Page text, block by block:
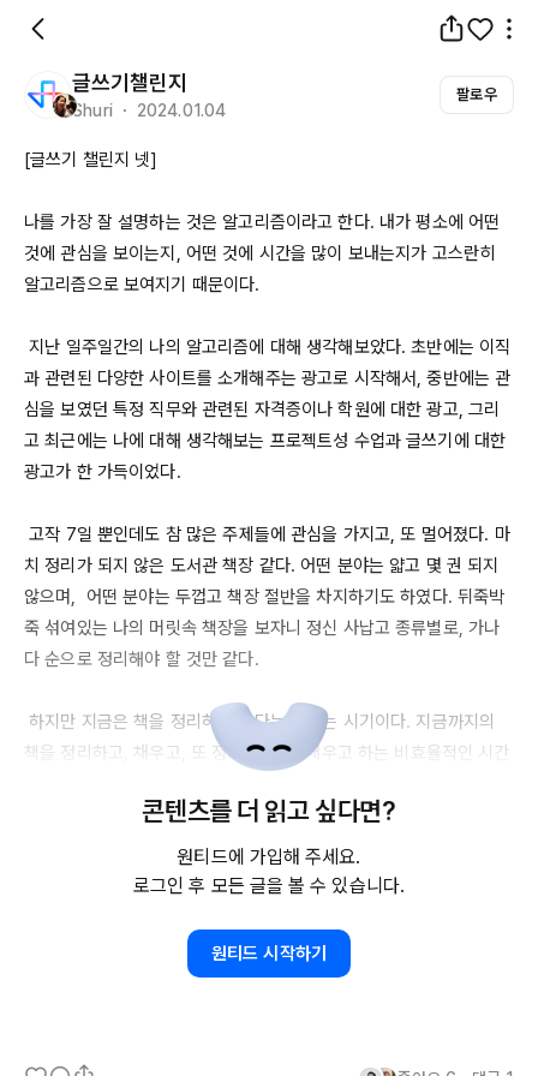
글쓰기챌린지
Shuri ・ 2024.01.04
팔로우
[글쓰기 챌린지 넷]
나를 가장 잘 설명하는 것은 알고리즘이라고 한다. 내가 평소에 어떤
것에 관심을 보이는지, 어떤 것에 시간을 많이 보내는지가 고스란히
알고리즘으로 보여지기 때문이다.
지난 일주일간의 나의 알고리즘에 대해 생각해보았다. 초반에는 이직
과 관련된 다양한 사이트를 소개해주는 광고로 시작해서, 중반에는 관
심을 보였던 특정 직무와 관련된 자격증이나 학원에 대한 광고, 그리
고 최근에는 나에 대해 생각해보는 프로젝트성 수업과 글쓰기에 대한
광고가 한 가득이었다.
고작 7일 뿐인데도 참 많은 주제들에 관심을 가지고, 또 멀어졌다. 마
치 정리가 되지 않은 도서관 책장 같다. 어떤 분야는 얇고 몇 권 되지
않으며,  어떤 분야는 두껍고 책장 절반을 차지하기도 하였다. 뒤죽박
죽 섞여있는 나의 머릿속 책장을 보자니 정신 사납고 종류별로, 가나
다 순으로 정리해야 할 것만 같다.
하지만 지금은 책을 정리하기 보다는 채우는 시기이다. 지금까지의
책을 정리하고, 채우고, 또 정리하고, 또 채우고 하는 비효율적인 시간
장을 채워놓은 다음 책을 정리해보자.
권 없는 책장에서 찾기란 어려울 것이다. 적어도 책장 두 개 정도는 가
콘텐츠를 더 읽고 싶다면?
원티드에 가입해 주세요.
로그인 후 모든 글을 볼 수 있습니다.
원티드 시작하기